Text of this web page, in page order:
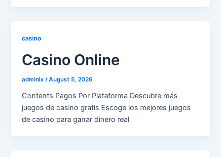
casino
Casino Online
admlnlx/August 5, 2026
Contents Pagos Por Plataforma Descubre más
juegos de casino gratis Escoge los mejores juegos
de casino para ganar dinero real